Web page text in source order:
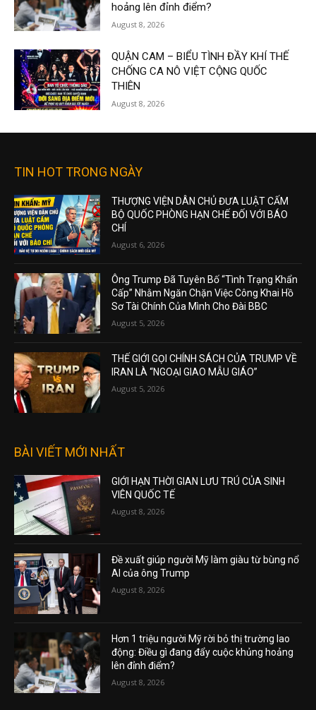
hoảng lên đỉnh điểm?
August 8, 2026
QUẬN CAM – BIỂU TÌNH ĐẦY KHÍ THẾ
CHỐNG CA NÔ VIỆT CỘNG QUỐC
THIÊN
August 8, 2026
TIN HOT TRONG NGÀY
THƯỢNG VIỆN DÂN CHỦ ĐƯA LUẬT CẤM
BỘ QUỐC PHÒNG HẠN CHẾ ĐỐI VỚI BÁO
CHÍ
August 6, 2026
Ông Trump Đã Tuyên Bố “Tình Trạng Khẩn
Cấp” Nhằm Ngăn Chặn Việc Công Khai Hồ
Sơ Tài Chính Của Mình Cho Đài BBC
August 5, 2026
THẾ GIỚI GỌI CHÍNH SÁCH CỦA TRUMP VỀ
IRAN LÀ “NGOẠI GIAO MẪU GIÁO”
August 5, 2026
BÀI VIẾT MỚI NHẤT
GIỚI HẠN THỜI GIAN LƯU TRÚ CỦA SINH
VIÊN QUỐC TẾ
August 8, 2026
Đề xuất giúp người Mỹ làm giàu từ bùng nổ
AI của ông Trump
August 8, 2026
Hơn 1 triệu người Mỹ rời bỏ thị trường lao
động: Điều gì đang đẩy cuộc khủng hoảng
lên đỉnh điểm?
August 8, 2026